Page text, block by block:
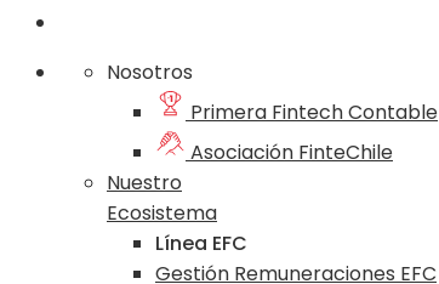
Nosotros
Primera Fintech Contable
Asociación FinteChile
Nuestro
Ecosistema
Línea EFC
Gestión Remuneraciones EFC